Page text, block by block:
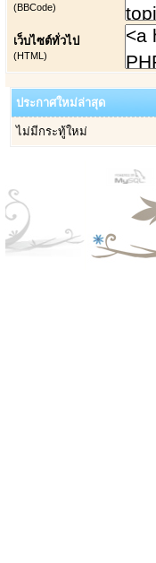
(BBCode)
เว็บไซต์ทั่วไป
(HTML)
ประกาศใหม่ล่าสุด
ไม่มีกระทู้ใหม่